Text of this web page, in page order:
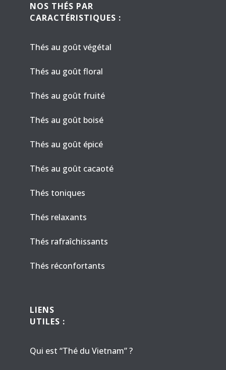
NOS THÉS PAR
CARACTÉRISTIQUES :
Thés au goût végétal
Thés au goût floral
Thés au goût fruité
Thés au goût boisé
Thés au goût épicé
Thés au goût cacaoté
Thés toniques
Thés relaxants
Thés rafraîchissants
Thés réconfortants
LIENS
UTILES :
Qui est “Thé du Vietnam” ?